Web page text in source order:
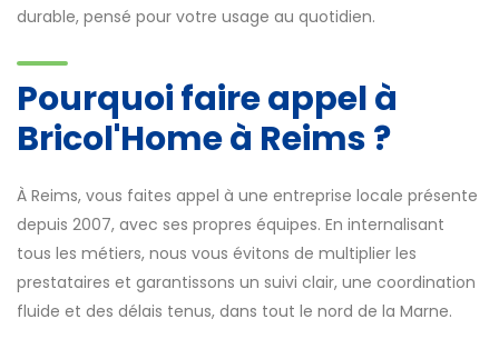
durable, pensé pour votre usage au quotidien.
Pourquoi faire appel à
Bricol'Home à Reims ?
À Reims, vous faites appel à une entreprise locale présente
depuis 2007, avec ses propres équipes. En internalisant
tous les métiers, nous vous évitons de multiplier les
prestataires et garantissons un suivi clair, une coordination
fluide et des délais tenus, dans tout le nord de la Marne.